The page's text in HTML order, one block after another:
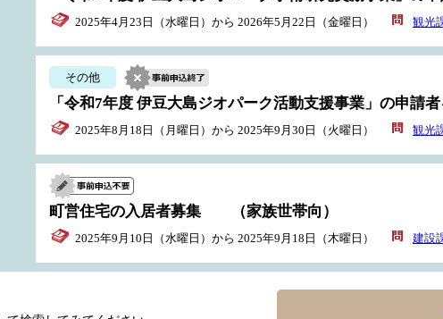
2025年4月23日（水曜日）から 2026年5月22日（金曜日） 観光
その他
「令和7年度 伊豆大島ジオパーク活動支援事業」の申請者
2025年8月18日（月曜日）から 2025年9月30日（火曜日） 観光
町営住宅の入居者募集 （家族世帯向）
2025年9月10日（水曜日）から 2025年9月18日（木曜日） 建設